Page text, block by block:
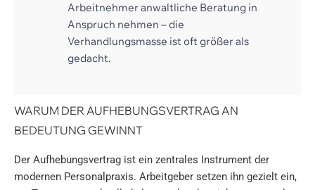
Arbeitnehmer anwaltliche Beratung in
Anspruch nehmen – die
Verhandlungsmasse ist oft größer als
gedacht.
WARUM DER AUFHEBUNGSVERTRAG AN
BEDEUTUNG GEWINNT
Der Aufhebungsvertrag ist ein zentrales Instrument der
modernen Personalpraxis. Arbeitgeber setzen ihn gezielt ein,